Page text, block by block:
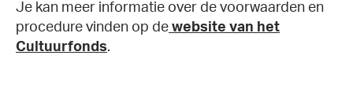
Je kan meer informatie over de voorwaarden en
procedure vinden op de website van het
Cultuurfonds.